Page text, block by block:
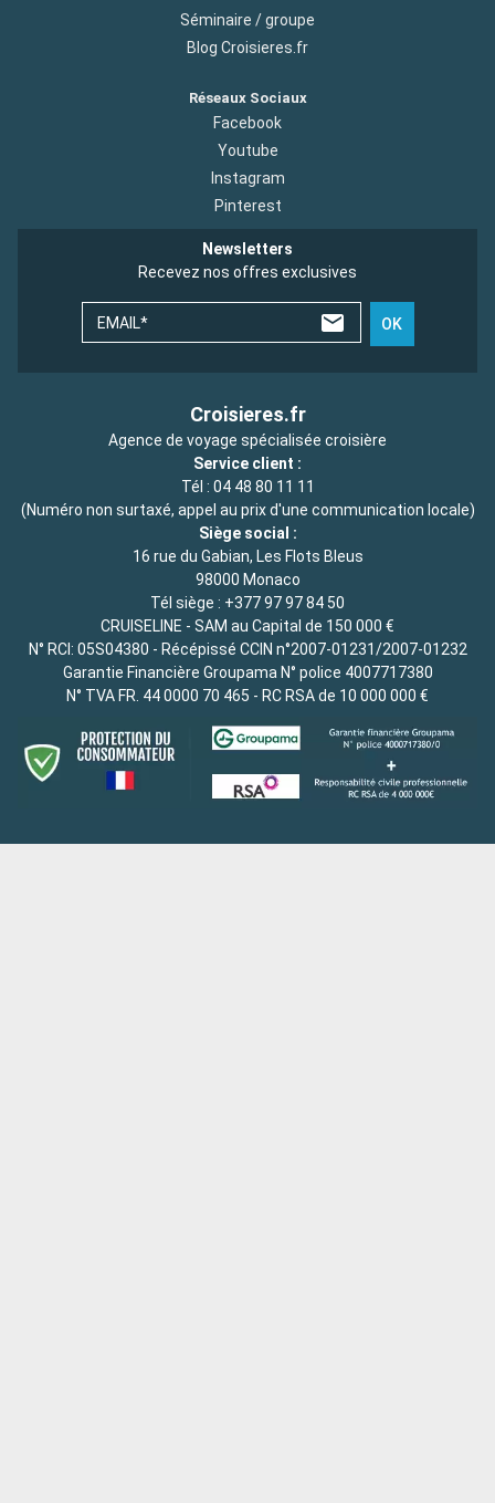
Séminaire / groupe
Blog Croisieres.fr
Réseaux Sociaux
Facebook
Youtube
Instagram
Pinterest
Newsletters
Recevez nos offres exclusives
EMAIL* OK
Croisieres.fr
Agence de voyage spécialisée croisière
Service client :
Tél : 04 48 80 11 11
(Numéro non surtaxé, appel au prix d'une communication locale)
Siège social :
16 rue du Gabian, Les Flots Bleus
98000 Monaco
Tél siège : +377 97 97 84 50
CRUISELINE - SAM au Capital de 150 000 €
N° RCI: 05S04380 - Récépissé CCIN n°2007-01231/2007-01232
Garantie Financière Groupama N° police 4007717380
N° TVA FR. 44 0000 70 465 - RC RSA de 10 000 000 €